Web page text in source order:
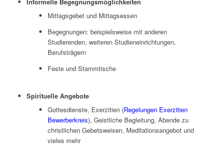
Mittagsgebet und Mittagsessen
Begegnungen: beispielsweise mit anderen
Studierenden, weiteren Studieneinrichtungen,
Berufsträgern
Feste und Stammtische
Spirituelle Angebote
Gottesdienste, Exerzitien (Regelungen Exerzitien
Bewerberkreis), Geistliche Begleitung, Abende zu
christlichen Gebetsweisen, Meditationsangebot und
vieles mehr